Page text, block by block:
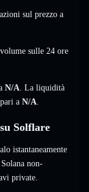
sul prezzo a
sulle 24 ore
N/A. La liquidità
a N/A.
Solflare
istantaneamente
non-
private.